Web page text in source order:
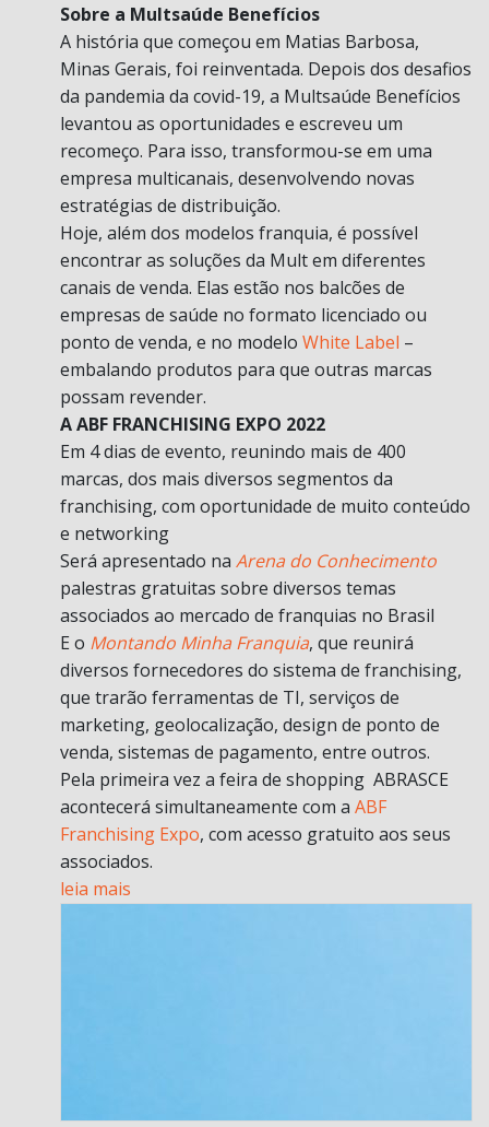
Sobre a Multsaúde Benefícios
A história que começou em Matias Barbosa,
Minas Gerais, foi reinventada. Depois dos desafios
da pandemia da covid-19, a Multsaúde Benefícios
levantou as oportunidades e escreveu um
recomeço. Para isso, transformou-se em uma
empresa multicanais, desenvolvendo novas
estratégias de distribuição.
Hoje, além dos modelos franquia, é possível
encontrar as soluções da Mult em diferentes
canais de venda. Elas estão nos balcões de
empresas de saúde no formato licenciado ou
ponto de venda, e no modelo White Label –
embalando produtos para que outras marcas
possam revender.
A ABF FRANCHISING EXPO 2022
Em 4 dias de evento, reunindo mais de 400
marcas, dos mais diversos segmentos da
franchising, com oportunidade de muito conteúdo
e networking
Será apresentado na Arena do Conhecimento
palestras gratuitas sobre diversos temas
associados ao mercado de franquias no Brasil
E o Montando Minha Franquia, que reunirá
diversos fornecedores do sistema de franchising,
que trarão ferramentas de TI, serviços de
marketing, geolocalização, design de ponto de
venda, sistemas de pagamento, entre outros.
Pela primeira vez a feira de shopping ABRASCE
acontecerá simultaneamente com a ABF
Franchising Expo, com acesso gratuito aos seus
associados.
leia mais